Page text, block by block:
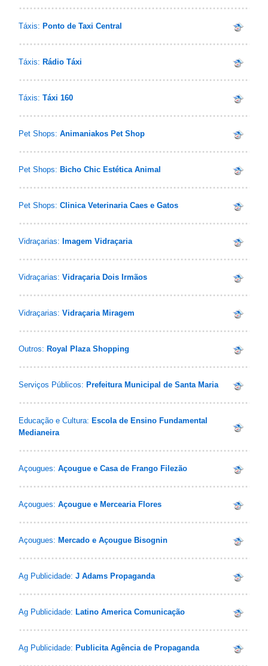
Táxis: Ponto de Taxi Central
Táxis: Rádio Táxi
Táxis: Táxi 160
Pet Shops: Animaniakos Pet Shop
Pet Shops: Bicho Chic Estética Animal
Pet Shops: Clinica Veterinaria Caes e Gatos
Vidraçarias: Imagem Vidraçaria
Vidraçarias: Vidraçaria Dois Irmãos
Vidraçarias: Vidraçaria Miragem
Outros: Royal Plaza Shopping
Serviços Públicos: Prefeitura Municipal de Santa Maria
Educação e Cultura: Escola de Ensino Fundamental
Medianeira
Açougues: Açougue e Casa de Frango Filezão
Açougues: Açougue e Mercearia Flores
Açougues: Mercado e Açougue Bisognin
Ag Publicidade: J Adams Propaganda
Ag Publicidade: Latino America Comunicação
Ag Publicidade: Publicita Agência de Propaganda